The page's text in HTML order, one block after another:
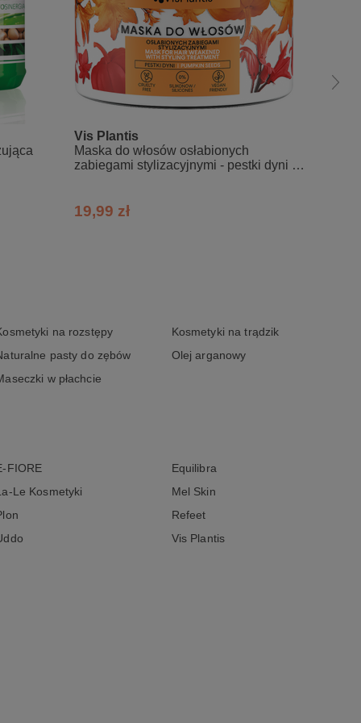
Vis Plantis
Maska do włosów osłabionych
zabiegami stylizacyjnymi - pestki dyni +
19,99 zł
na rozstępy
Kosmetyki na trądzik
pasty do zębów
Olej arganowy
w płachcie
FIORE
Equilibra
Le Kosmetyki
Mel Skin
Refeet
Vis Plantis